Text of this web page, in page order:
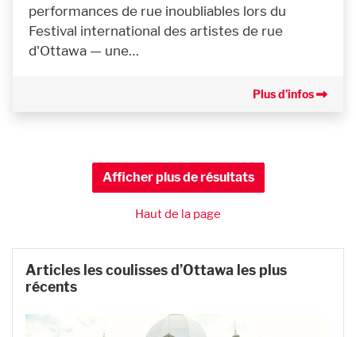
performances de rue inoubliables lors du
Festival international des artistes de rue
d'Ottawa — une…
Plus d’infos
Afficher plus de résultats
Haut de la page
Articles les coulisses d’Ottawa les plus
récents